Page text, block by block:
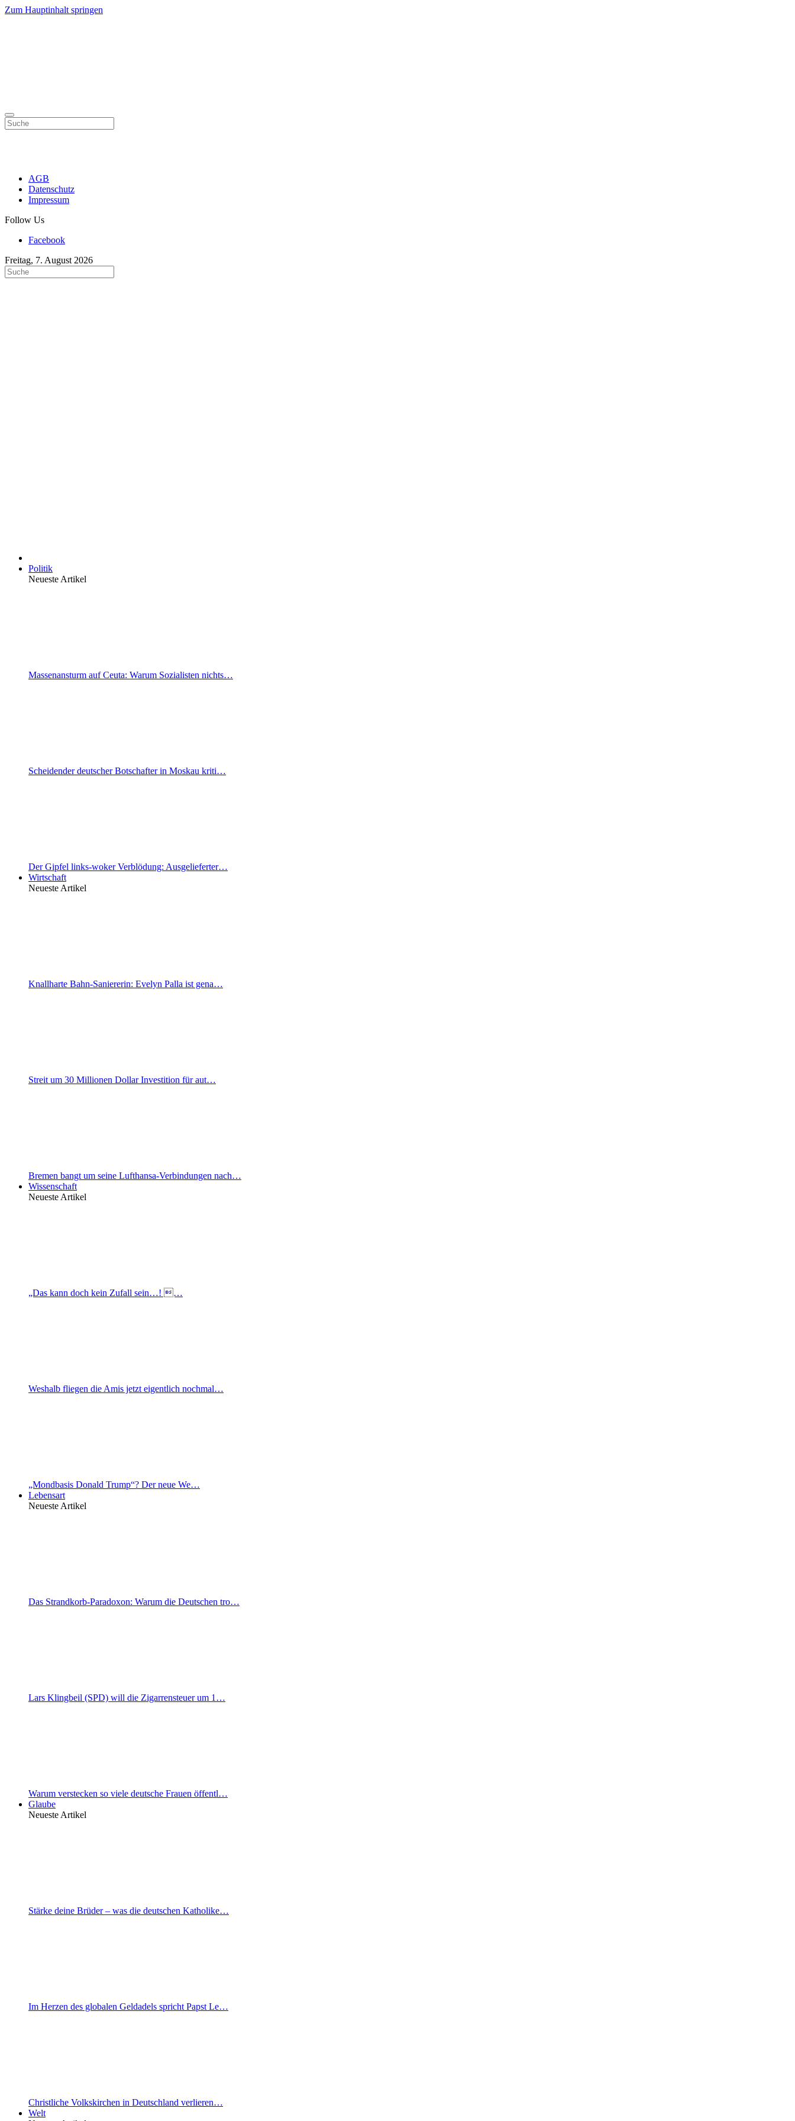
Zum Hauptinhalt springen
AGB
Datenschutz
Impressum
Follow Us
Facebook
Freitag, 7. August 2026
Politik
Neueste Artikel
Massenansturm auf Ceuta: Warum Sozialisten nichts…
Scheidender deutscher Botschafter in Moskau kriti…
Der Gipfel links-woker Verblödung: Ausgelieferter…
Wirtschaft
Neueste Artikel
Knallharte Bahn-Saniererin: Evelyn Palla ist gena…
Streit um 30 Millionen Dollar Investition für aut…
Bremen bangt um seine Lufthansa-Verbindungen nach…
Wissenschaft
Neueste Artikel
„Das kann doch kein Zufall sein…! …
Weshalb fliegen die Amis jetzt eigentlich nochmal…
„Mondbasis Donald Trump“? Der neue We…
Lebensart
Neueste Artikel
Das Strandkorb-Paradoxon: Warum die Deutschen tro…
Lars Klingbeil (SPD) will die Zigarrensteuer um 1…
Warum verstecken so viele deutsche Frauen öffentl…
Glaube
Neueste Artikel
Stärke deine Brüder – was die deutschen Katholike…
Im Herzen des globalen Geldadels spricht Papst Le…
Christliche Volkskirchen in Deutschland verlieren…
Welt